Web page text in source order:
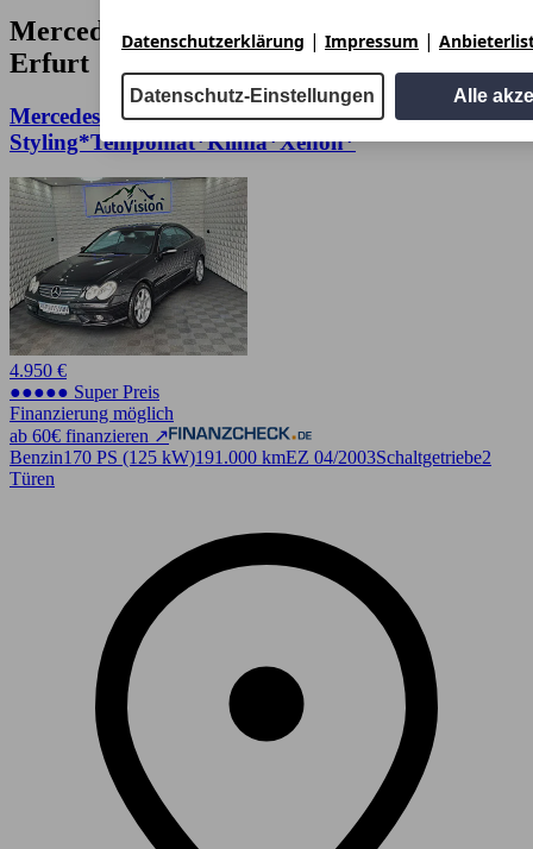
Mercedes-Benz CLK 240 Angebote in
Erfurt
Mercedes-Benz CLK 240 Coupe *AMG
Styling*Tempomat*Klima*Xenon*
4.950 €
●●●●● Super Preis
Finanzierung möglich
ab 60€ finanzieren ↗
Benzin170 PS (125 kW)191.000 kmEZ 04/2003Schaltgetriebe2
Türen
Datenschutzerklärung | Impressum |
Datenschutz-Einstellungen Alle